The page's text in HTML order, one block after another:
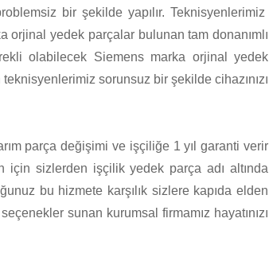
bir şekilde yapılır. Teknisyenlerimiz
yedek parçalar bulunan tam donanımlı
olabilecek Siemens marka orjinal yedek
teknisyenlerimiz sorunsuz bir şekilde cihazınızı
parça değişimi ve işçiliğe 1 yıl garanti verir
için sizlerden işçilik yedek parça adı altında
bu hizmete karşılık sizlere kapıda elden
sunan kurumsal firmamız hayatınızı